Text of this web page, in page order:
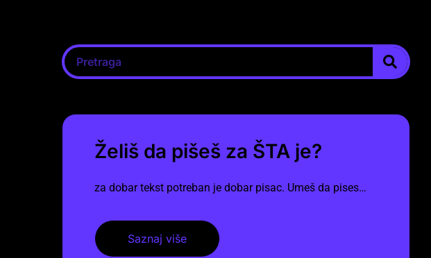
Želiš da pišeš za ŠTA je?
za dobar tekst potreban je dobar pisac. Umeš da pises…
Saznaj više